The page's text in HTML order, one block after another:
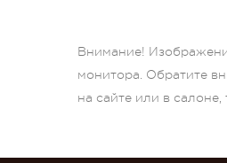
Внимание!
монитора. Обратите
на сайте или в